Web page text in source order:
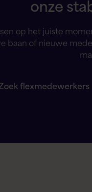
onze
op het juiste
baan of nieuwe
flexmedewerkers